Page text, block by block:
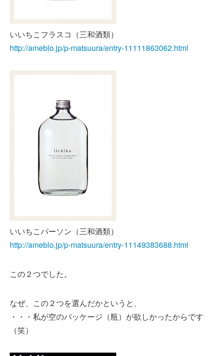
いいちこフラスコ（三和酒類）
http://ameblo.jp/p-matsuura/entry-11111863062.html
いいちこパーソン（三和酒類）
http://ameblo.jp/p-matsuura/entry-11149383688.html
この２つでした。
なぜ、この２つを選んだかというと、
・・・私が空のパッケージ（瓶）が欲しかったからです
（笑）